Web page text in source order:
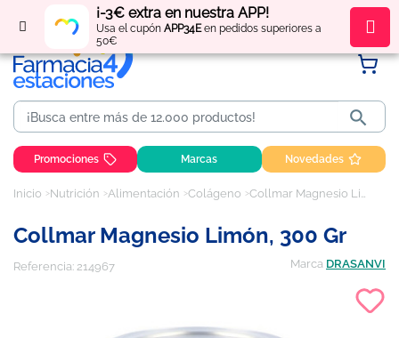
¡-3€ extra en nuestra APP!
Usa el cupón APP34Een pedidos superiores a
50€
Regístratey obténpuntos por tus compras

Promociones Marcas Novedades
Inicio Nutrición Alimentación Colágeno Collmar Magnesio Limón, 300 gr
Collmar Magnesio Limón, 300 Gr
Referencia: 214967 Marca DRASANVI